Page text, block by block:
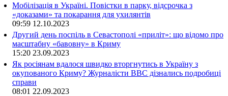
Мобілізація в Україні. Повістки в парку, відсрочка з
«доказами» та покарання для ухилянтів
09:59 12.10.2023
Другий день поспіль в Севастополі «приліт»: що відомо про
масштабну «бавовну» в Криму
15:20 23.09.2023
Як росіянам вдалося швидко вторгнутись в Україну з
окупованого Криму? Журналісти ВВС дізнались подробиці
справи
08:01 22.09.2023